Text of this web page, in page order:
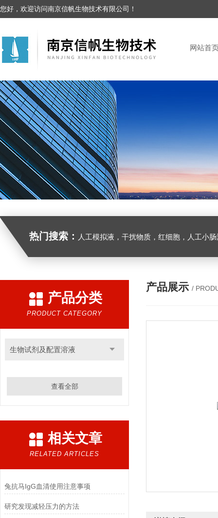
您好，欢迎访问南京信帆生物技术有限公司！
网站首
热门搜索： 人工模拟液，干扰物质，红细胞，人工小
产品分类
PRODUCT CATEGORY
生物试剂及配置溶液
查看全部
相关文章
RELATED ARTICLES
兔抗马IgG血清使用注意事项
研究发现减轻压力的方法
产品展示 /